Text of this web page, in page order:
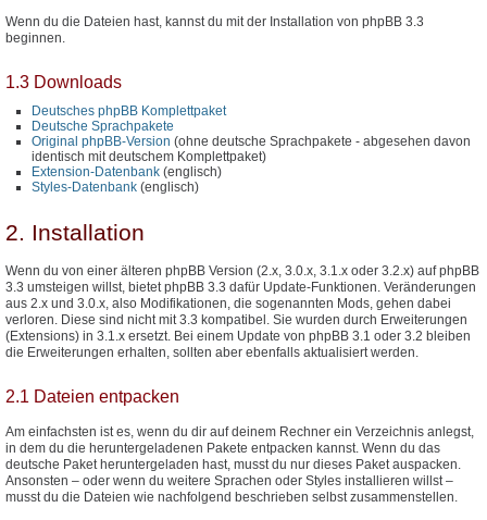
Wenn du die Dateien hast, kannst du mit der Installation von phpBB 3.3
beginnen.
1.3 Downloads
Deutsches phpBB Komplettpaket
Deutsche Sprachpakete
Original phpBB-Version (ohne deutsche Sprachpakete - abgesehen davon
identisch mit deutschem Komplettpaket)
Extension-Datenbank (englisch)
Styles-Datenbank (englisch)
2. Installation
Wenn du von einer älteren phpBB Version (2.x, 3.0.x, 3.1.x oder 3.2.x) auf phpBB
3.3 umsteigen willst, bietet phpBB 3.3 dafür Update-Funktionen. Veränderungen
aus 2.x und 3.0.x, also Modifikationen, die sogenannten Mods, gehen dabei
verloren. Diese sind nicht mit 3.3 kompatibel. Sie wurden durch Erweiterungen
(Extensions) in 3.1.x ersetzt. Bei einem Update von phpBB 3.1 oder 3.2 bleiben
die Erweiterungen erhalten, sollten aber ebenfalls aktualisiert werden.
2.1 Dateien entpacken
Am einfachsten ist es, wenn du dir auf deinem Rechner ein Verzeichnis anlegst,
in dem du die heruntergeladenen Pakete entpacken kannst. Wenn du das
deutsche Paket heruntergeladen hast, musst du nur dieses Paket auspacken.
Ansonsten – oder wenn du weitere Sprachen oder Styles installieren willst –
musst du die Dateien wie nachfolgend beschrieben selbst zusammenstellen.